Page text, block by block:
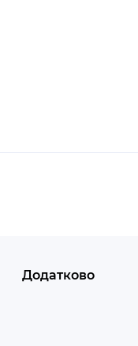
Додатково